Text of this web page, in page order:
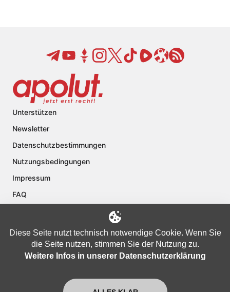
Unterstützen
Newsletter
Datenschutzbestimmungen
Nutzungsbedingungen
Impressum
FAQ
Diese Seite nutzt technisch notwendige Cookie. Wenn Sie
die Seite nutzen, stimmen Sie der Nutzung zu.
Weitere Infos in unserer Datenschutzerklärung